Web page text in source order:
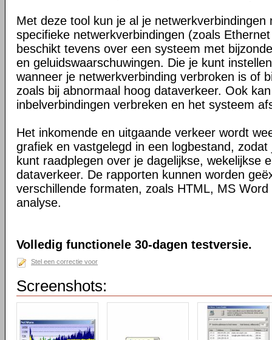
Met deze tool kun je al je netwerkverbindingen
specifieke netwerkverbindingen (zoals
beschikt tevens over een systeem met
en geluidswaarschuwingen. Die je kunt
wanneer je netwerkverbinding verbroken is of
zoals bij abnormaal hoog dataverkeer. Ook
inbelverbindingen verbreken en het systeem
Het inkomende en uitgaande verkeer wordt
grafiek en vastgelegd in een logbestand,
kunt raadplegen over je dagelijkse, wekelijkse
dataverkeer. De rapporten kunnen worden
verschillende formaten, zoals HTML, MS
analyse.
Volledig functionele 30-dagen testversie.
Stel een correctie voor
Screenshots: